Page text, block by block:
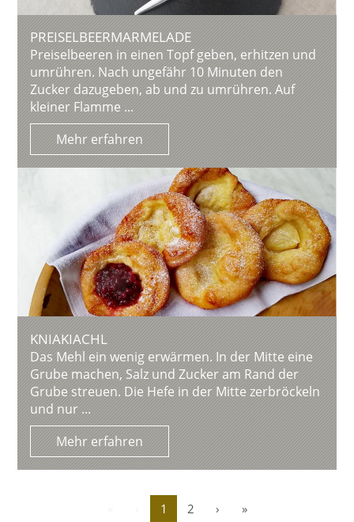
PREISELBEERMARMELADE
Preiselbeeren in einen Topf geben, erhitzen und
umrühren. Nach ungefähr 10 Minuten den
Zucker dazugeben, ab und zu umrühren. Auf
kleiner Flamme ...
Mehr erfahren
KNIAKIACHL
Das Mehl ein wenig erwärmen. In der Mitte eine
Grube machen, Salz und Zucker am Rand der
Grube streuen. Die Hefe in der Mitte zerbröckeln
und nur ...
Mehr erfahren
1 2 › »